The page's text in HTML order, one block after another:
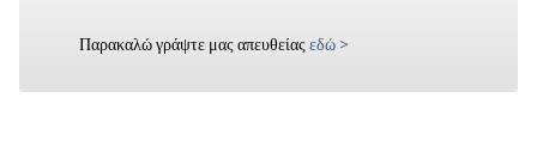
Παρακαλώ γράψτε μας απευθείας εδώ >